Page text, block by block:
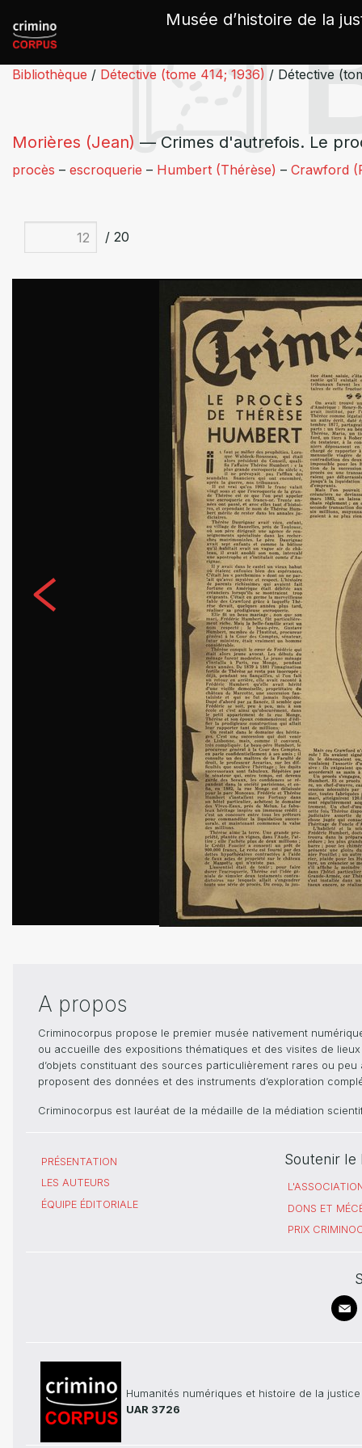
Musée d’histoire de la
Bibliothèque / Détective (tome 414; 1936) / Détective
Morières (Jean) — Crimes d'autrefois. Le
procès – escroquerie – Humbert (Thérèse) – Crawford
/ 20
A propos
Criminocorpus propose le premier musée nativement
ou accueille des expositions thématiques et des visites de
d’objets constituant des sources particulièrement rares ou
proposent des données et des instruments d’exploration
Criminocorpus est lauréat de la médaille de la médiation
PRÉSENTATION
LES AUTEURS
ÉQUIPE ÉDITORIALE
Soutenir le
DONS ET
PRIX
Humanités numériques et histoire de la justice
UAR 3726
Panneau de gestion des cookies